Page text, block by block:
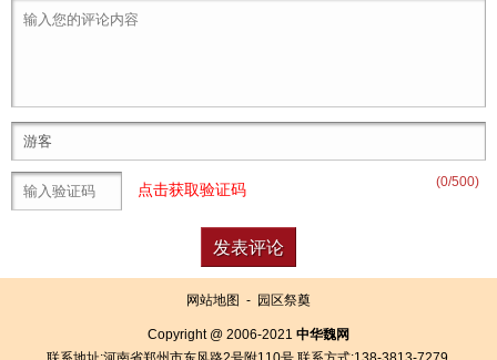
(0/500)
点击获取验证码
网站地图 - 园区祭奠
Copyright @ 2006-2021 中华魏网